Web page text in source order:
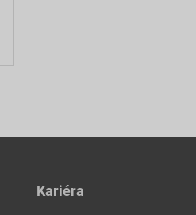
Kariéra